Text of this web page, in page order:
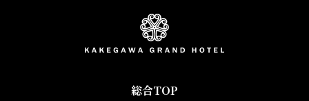
総合TOP